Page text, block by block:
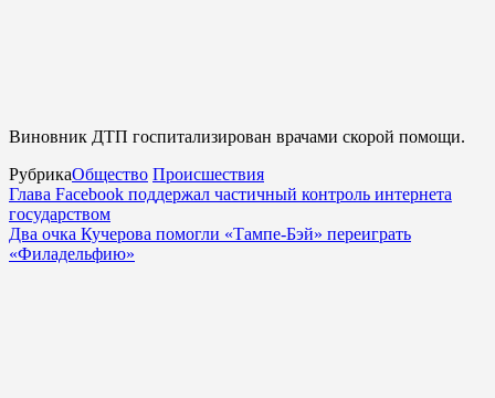
Виновник ДТП госпитализирован врачами скорой помощи.
РубрикаОбщество Происшествия
Глава Facebook поддержал частичный контроль интернета
государством
Два очка Кучерова помогли «Тампе-Бэй» переиграть
«Филадельфию»